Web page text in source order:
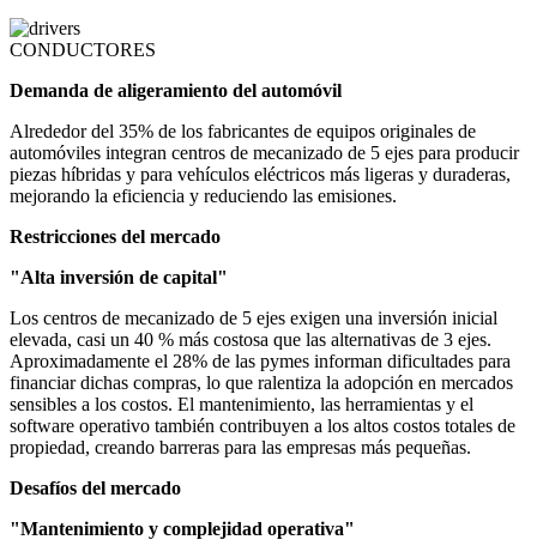
CONDUCTORES
Demanda de aligeramiento del automóvil
Alrededor del 35% de los fabricantes de equipos originales de
automóviles integran centros de mecanizado de 5 ejes para producir
piezas híbridas y para vehículos eléctricos más ligeras y duraderas,
mejorando la eficiencia y reduciendo las emisiones.
Restricciones del mercado
"Alta inversión de capital"
Los centros de mecanizado de 5 ejes exigen una inversión inicial
elevada, casi un 40 % más costosa que las alternativas de 3 ejes.
Aproximadamente el 28% de las pymes informan dificultades para
financiar dichas compras, lo que ralentiza la adopción en mercados
sensibles a los costos. El mantenimiento, las herramientas y el
software operativo también contribuyen a los altos costos totales de
propiedad, creando barreras para las empresas más pequeñas.
Desafíos del mercado
"Mantenimiento y complejidad operativa"